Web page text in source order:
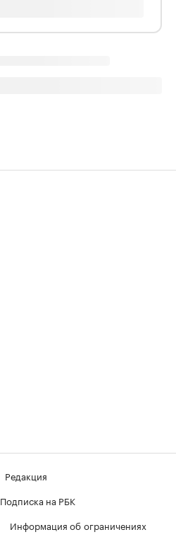
Редакция
Подписка на РБК
Информация об ограничениях